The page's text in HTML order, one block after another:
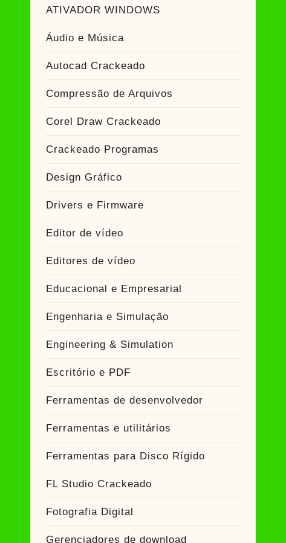
ATIVADOR WINDOWS
Áudio e Música
Autocad Crackeado
Compressão de Arquivos
Corel Draw Crackeado
Crackeado Programas
Design Gráfico
Drivers e Firmware
Editor de vídeo
Editores de vídeo
Educacional e Empresarial
Engenharia e Simulação
Engineering & Simulation
Escritório e PDF
Ferramentas de desenvolvedor
Ferramentas e utilitários
Ferramentas para Disco Rígido
FL Studio Crackeado
Fotografia Digital
Gerenciadores de download